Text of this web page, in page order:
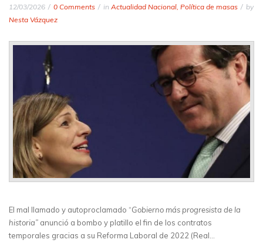
12/03/2026 0 Comments in Actualidad Nacional Política de masas
by
Nesta Vázquez
El mal llamado y autoproclamado “Gobierno más progresista de la
historia” anunció a bombo y platillo el fin de los contratos
temporales gracias a su Reforma Laboral de 2022 (Real…